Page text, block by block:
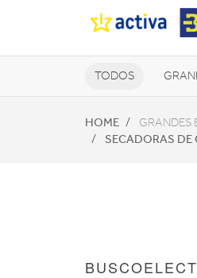
TODOS
HOME GRANDES
SECADORAS DE